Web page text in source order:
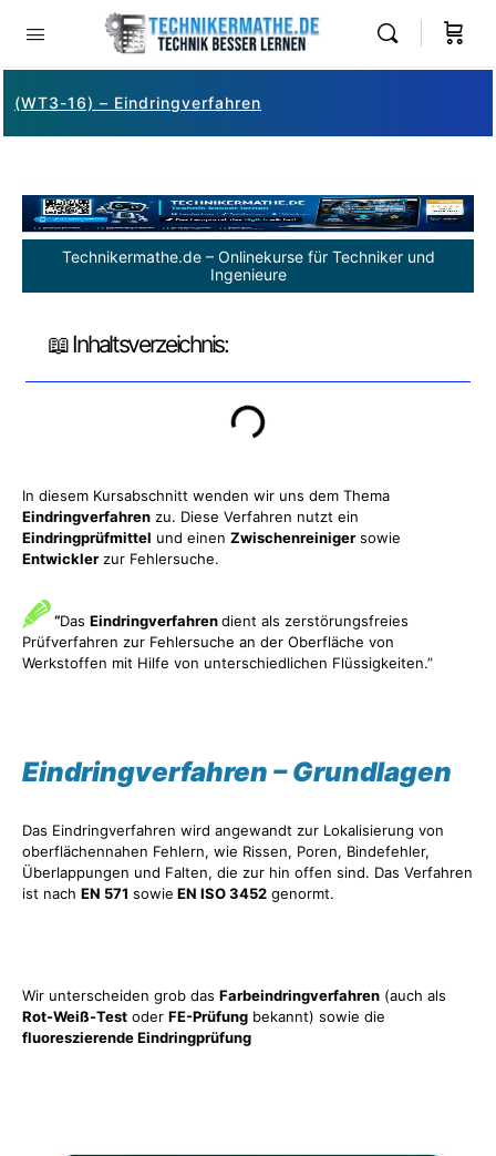
(WT3-16) – Eindringverfahren
Technikermathe.de – Onlinekurse für Techniker und
Ingenieure
📖 Inhaltsverzeichnis:
In diesem Kursabschnitt wenden wir uns dem Thema
Eindringverfahren zu. Diese Verfahren nutzt ein
Eindringprüfmittel und einen Zwischenreiniger sowie
Entwickler zur Fehlersuche.
“Das Eindringverfahrendient als zerstörungsfreies
Prüfverfahren zur Fehlersuche an der Oberfläche von
Werkstoffen mit Hilfe von unterschiedlichen Flüssigkeiten.”
Eindringverfahren – Grundlagen
Das Eindringverfahren wird angewandt zur Lokalisierung von
oberflächennahen Fehlern, wie Rissen, Poren, Bindefehler,
Überlappungen und Falten, die zur hin offen sind. Das Verfahren
ist nach EN 571 sowie EN ISO 3452 genormt.
Wir unterscheiden grob das Farbeindringverfahren (auch als
Rot-Weiß-Test oder FE-Prüfung bekannt) sowie die
fluoreszierende Eindringprüfung